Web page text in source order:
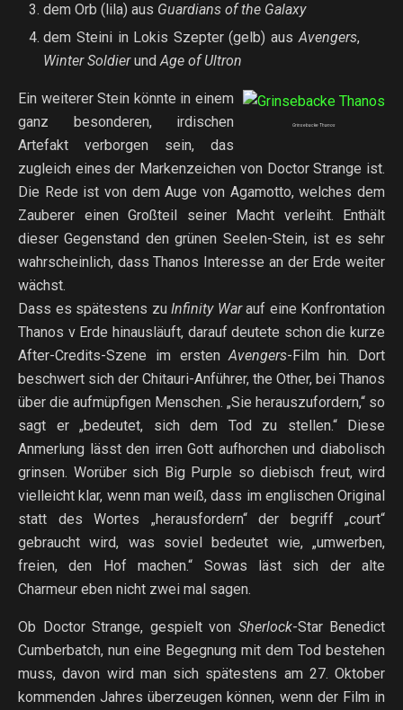
dem Orb (lila) aus Guardians of the Galaxy
dem Steini in Lokis Szepter (gelb) aus Avengers,
Winter SoldierundAge of Ultron
Grinsebacke Thanos
Ein weiterer Stein könnte in einem
ganz besonderen, irdischen
Artefakt verborgen sein, das
zugleich eines der Markenzeichen von Doctor Strange ist.
Die Rede ist von dem Auge von Agamotto, welches dem
Zauberer einen Großteil seiner Macht verleiht. Enthält
dieser Gegenstand den grünen Seelen-Stein, ist es sehr
wahrscheinlich, dass Thanos Interesse an der Erde weiter
wächst.
Dass es spätestens zu Infinity Warauf eine Konfrontation
Thanos v Erde hinausläuft, darauf deutete schon die kurze
After-Credits-Szene im erstenAvengers-Film hin. Dort
beschwert sich der Chitauri-Anführer, the Other, bei Thanos
über die aufmüpfigen Menschen. „Sie herauszufordern,“ so
sagt er „bedeutet, sich dem Tod zu stellen.“ Diese
Anmerlung lässt den irren Gott aufhorchen und diabolisch
grinsen. Worüber sich Big Purple so diebisch freut, wird
vielleicht klar, wenn man weiß, dass im englischen Original
statt des Wortes „herausfordern“ der begriff „court“
gebraucht wird, was soviel bedeutet wie, „umwerben,
freien, den Hof machen.“ Sowas läst sich der alte
Charmeur eben nicht zwei mal sagen.
Ob Doctor Strange, gespielt von Sherlock-Star Benedict
Cumberbatch, nun eine Begegnung mit dem Tod bestehen
muss, davon wird man sich spätestens am 27. Oktober
kommenden Jahres überzeugen können, wenn der Film in